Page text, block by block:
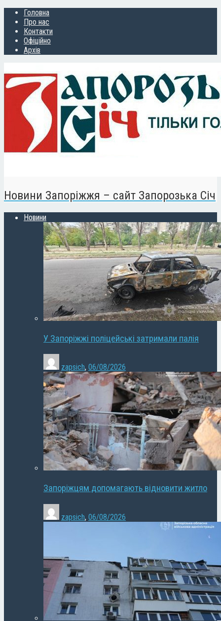
Головна
Про нас
Контакти
Офіційно
Архів
Новини Запоріжжя – сайт Запорозька Січ
Новини
У Запоріжжі поліцейські затримали палія
zapsich, 06/08/2026
Запоріжцям допомагають відновити житло
zapsich, 06/08/2026